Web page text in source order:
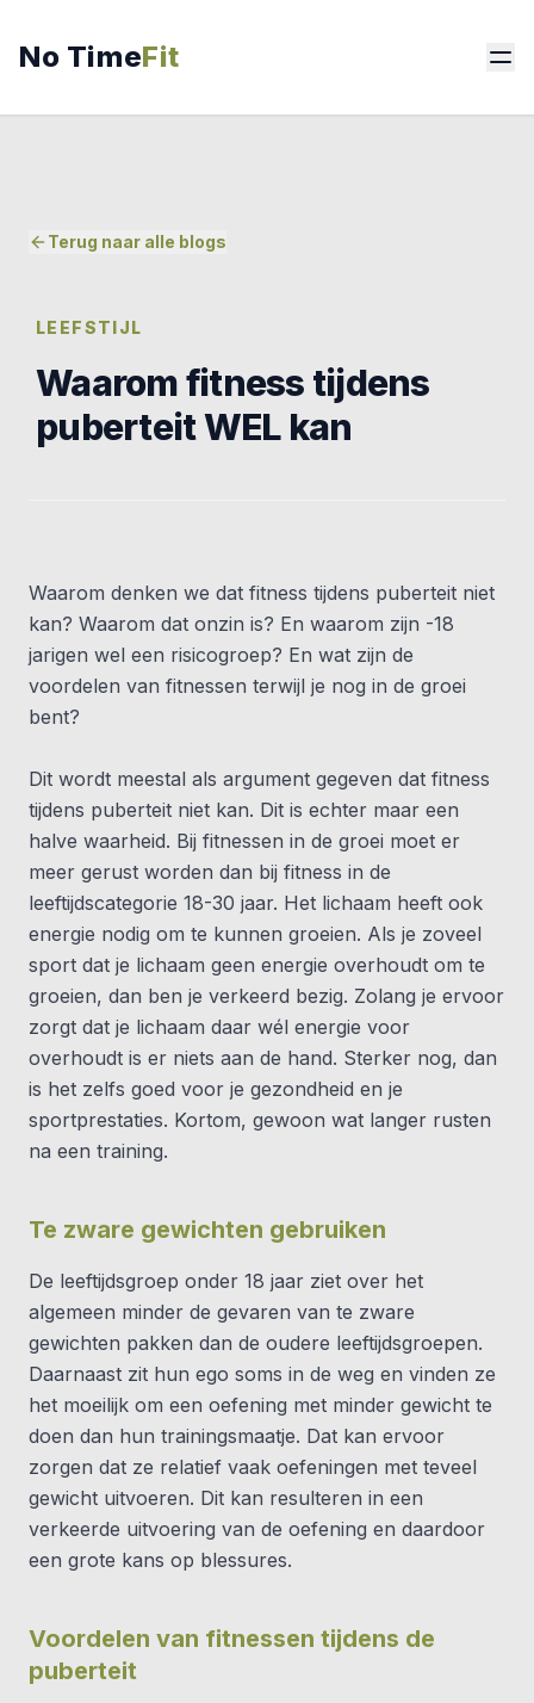
No TimeFit
Terug naar alle blogs
LEEFSTIJL
Waarom fitness tijdens
puberteit WEL kan
Waarom denken we dat fitness tijdens puberteit niet
kan? Waarom dat onzin is? En waarom zijn -18
jarigen wel een risicogroep? En wat zijn de
voordelen van fitnessen terwijl je nog in de groei
bent?
Dit wordt meestal als argument gegeven dat fitness
tijdens puberteit niet kan. Dit is echter maar een
halve waarheid. Bij fitnessen in de groei moet er
meer gerust worden dan bij fitness in de
leeftijdscategorie 18-30 jaar. Het lichaam heeft ook
energie nodig om te kunnen groeien. Als je zoveel
sport dat je lichaam geen energie overhoudt om te
groeien, dan ben je verkeerd bezig. Zolang je ervoor
zorgt dat je lichaam daar wél energie voor
overhoudt is er niets aan de hand. Sterker nog, dan
is het zelfs goed voor je gezondheid en je
sportprestaties. Kortom, gewoon wat langer rusten
na een training.
Te zware gewichten gebruiken
De leeftijdsgroep onder 18 jaar ziet over het
algemeen minder de gevaren van te zware
gewichten pakken dan de oudere leeftijdsgroepen.
Daarnaast zit hun ego soms in de weg en vinden ze
het moeilijk om een oefening met minder gewicht te
doen dan hun trainingsmaatje. Dat kan ervoor
zorgen dat ze relatief vaak oefeningen met teveel
gewicht uitvoeren. Dit kan resulteren in een
verkeerde uitvoering van de oefening en daardoor
een grote kans op blessures.
Voordelen van fitnessen tijdens de
puberteit